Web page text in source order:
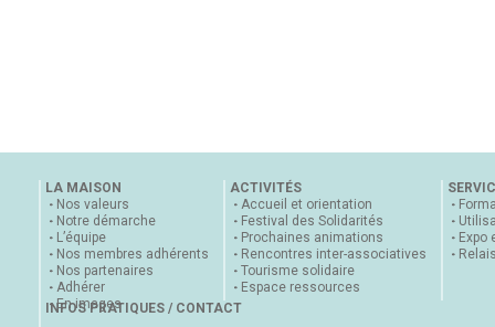
LA MAISON
Nos valeurs
Notre démarche
L’équipe
Nos membres adhérents
Nos partenaires
Adhérer
En images
ACTIVITÉS
Accueil et orientation
Festival des Solidarités
Prochaines animations
Rencontres inter-associatives
Tourisme solidaire
Espace ressources
Expo
INFOS PRATIQUES / CONTACT